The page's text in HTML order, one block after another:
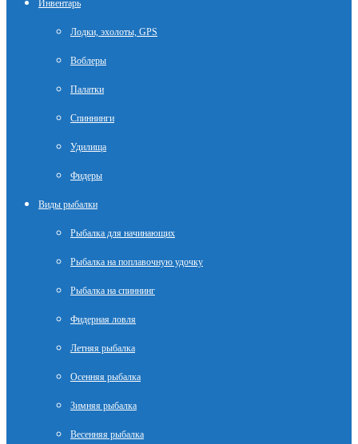
Инвентарь
Лодки, эхолоты, GPS
Воблеры
Палатки
Спиннинги
Удилища
Фидеры
Виды рыбалки
Рыбалка для начинающих
Рыбалка на поплавочную удочку
Рыбалка на спиннинг
Фидерная ловля
Летняя рыбалка
Осенняя рыбалка
Зимняя рыбалка
Весенняя рыбалка